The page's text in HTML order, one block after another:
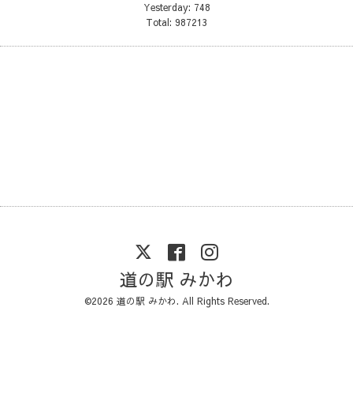
Yesterday: 748
Total: 987213
道の駅 みかわ
©2026 道の駅 みかわ. All Rights Reserved.